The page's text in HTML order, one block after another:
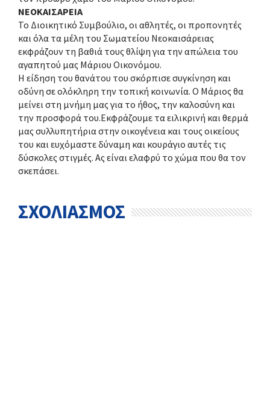
NEOKAIΣΑΡΕΙΑ
Το Διοικητικό Συμβούλιο, οι αθλητές, οι προπονητές
και όλα τα μέλη του Σωματείου Νεοκαισάρειας
εκφράζουν τη βαθιά τους θλίψη για την απώλεια του
αγαπητού μας Μάριου Οικονόμου.
Η είδηση του θανάτου του σκόρπισε συγκίνηση και
οδύνη σε ολόκληρη την τοπική κοινωνία. Ο Μάριος θα
μείνει στη μνήμη μας για το ήθος, την καλοσύνη και
την προσφορά του.Εκφράζουμε τα ειλικρινή και θερμά
μας συλλυπητήρια στην οικογένεια και τους οικείους
του και ευχόμαστε δύναμη και κουράγιο αυτές τις
δύσκολες στιγμές. Ας είναι ελαφρύ το χώμα που θα τον
σκεπάσει.
ΣΧΟΛΙΑΣΜΟΣ